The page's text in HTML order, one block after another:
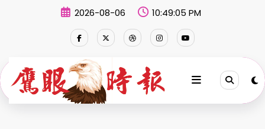
2026-08-06 10:49:06 PM